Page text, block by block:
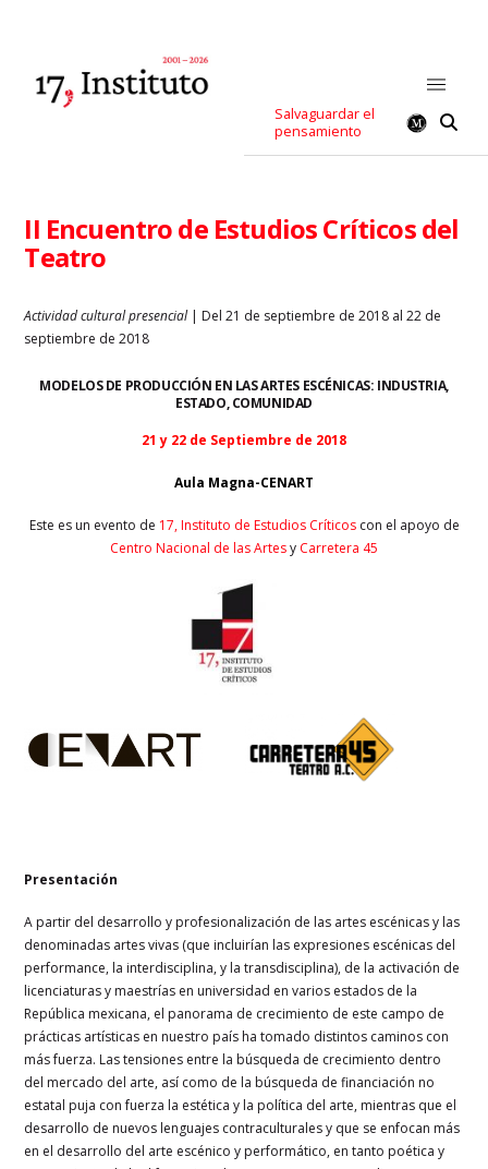
Salvaguardar el
pensamiento
II Encuentro de Estudios Críticos del
Teatro
Actividad cultural presencial| Del 21 de septiembre de 2018 al 22 de
septiembre de 2018
MODELOS DE PRODUCCIÓN EN LAS ARTES ESCÉNICAS: INDUSTRIA,
ESTADO, COMUNIDAD
21 y 22 de Septiembre de 2018
Aula Magna-CENART
Este es un evento de 17, Instituto de Estudios Críticoscon el apoyo de
Centro Nacional de las Artesy Carretera 45
Presentación
A partir del desarrollo y profesionalización de las artes escénicas y las
denominadas artes vivas (que incluirían las expresiones escénicas del
performance, la interdisciplina, y la transdisciplina), de la activación de
licenciaturas y maestrías en universidad en varios estados de la
República mexicana, el panorama de crecimiento de este campo de
prácticas artísticas en nuestro país ha tomado distintos caminos con
más fuerza. Las tensiones entre la búsqueda de crecimiento dentro
del mercado del arte, así como de la búsqueda de financiación no
estatal puja con fuerza la estética y la política del arte, mientras que el
desarrollo de nuevos lenguajes contraculturales y que se enfocan más
en el desarrollo del arte escénico y performático, en tanto poética y